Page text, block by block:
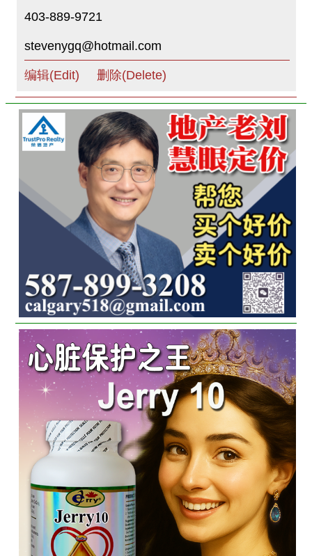
403-889-9721
stevenygq@hotmail.com
编辑(Edit) 删除(Delete)